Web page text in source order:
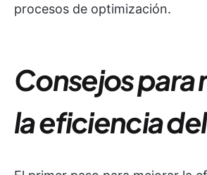
procesos de optimización.
Consejos para
la eficiencia